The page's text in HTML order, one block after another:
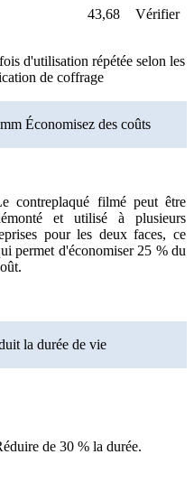
43,68 Vérifier
d'utilisation répétée selon les
de coffrage
Économisez des coûts
contreplaqué filmé peut être
et utilisé à plusieurs
pour les deux faces, ce
permet d'économiser 25 % du
la durée de vie
de 30 % la durée.